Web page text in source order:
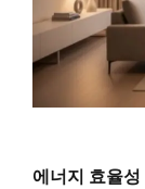
에너지 효율성